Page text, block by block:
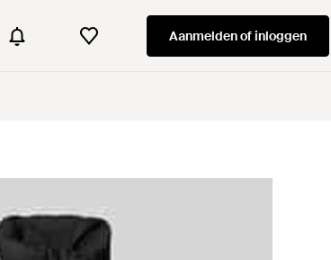
Aanmelden of inloggen